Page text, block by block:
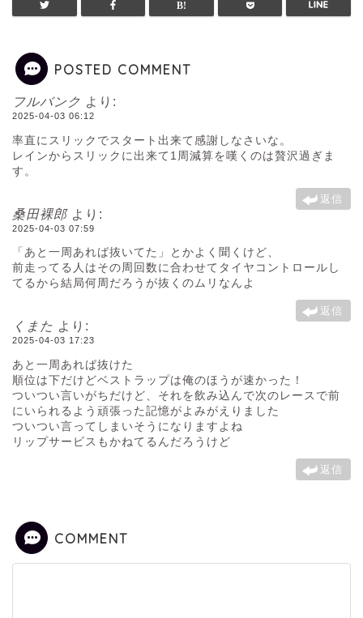
POSTED COMMENT
フルバンク より:
2025-04-03 06:12
率直にスリックでスタート出来て感謝しなさいな。
レインからスリックに出来て1周減算を嘆くのは贅沢過ぎま
す。
返信
桑田裸郎 より:
2025-04-03 07:59
「あと一周あれば抜いてた」とかよく聞くけど、
前走ってる人はその周回数に合わせてタイヤコントロールし
てるから結局何周だろうが抜くのムリなんよ
返信
くまた より:
2025-04-03 17:23
あと一周あれば抜けた
順位は下だけどベストラップは俺のほうが速かった！
ついつい言いがちだけど、それを飲み込んで次のレースで前
にいられるよう頑張った記憶がよみがえりました
ついつい言ってしまいそうになりますよね
リップサービスもかねてるんだろうけど
返信
COMMENT